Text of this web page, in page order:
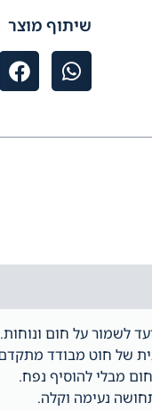
שיתוף מוצר
לשמור על חום ונוחות.
של חוט מבודד
מבלי להוסיף נפח.
נעימה וקלה.